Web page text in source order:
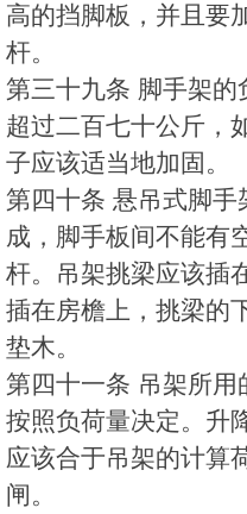
高的挡脚板，并且要
杆。
第三十九条 脚手架
超过二百七十公斤，
子应该适当地加固。
第四十条 悬吊式脚
成，脚手板间不能有
杆。吊架挑梁应该插
插在房檐上，挑梁的
垫木。
第四十一条 吊架所
按照负荷量决定。升
应该合于吊架的计算
闸。